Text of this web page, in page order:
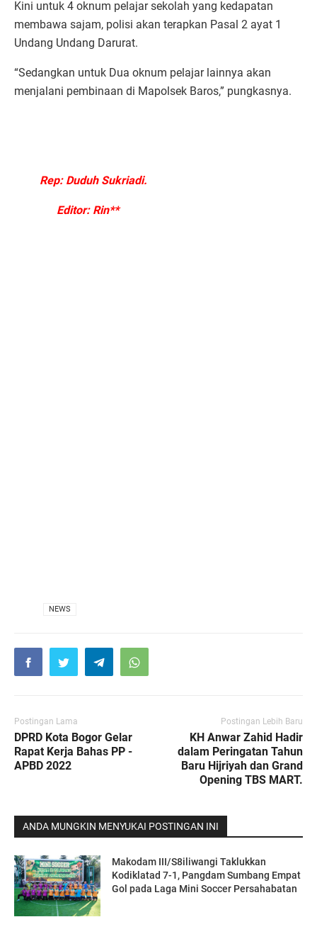
Kini untuk 4 oknum pelajar sekolah yang kedapatan
membawa sajam, polisi akan terapkan Pasal 2 ayat 1
Undang Undang Darurat.
“Sedangkan untuk Dua oknum pelajar lainnya akan
menjalani pembinaan di Mapolsek Baros,” pungkasnya.
Rep: Duduh Sukriadi.
Editor: Rin**
NEWS
Postingan Lama
DPRD Kota Bogor Gelar
Rapat Kerja Bahas PP -
APBD 2022
Postingan Lebih Baru
KH Anwar Zahid Hadir
dalam Peringatan Tahun
Baru Hijriyah dan Grand
Opening TBS MART.
ANDA MUNGKIN MENYUKAI POSTINGAN INI
Makodam III/S8iliwangi Taklukkan
Kodiklatad 7-1, Pangdam Sumbang Empat
Gol pada Laga Mini Soccer Persahabatan